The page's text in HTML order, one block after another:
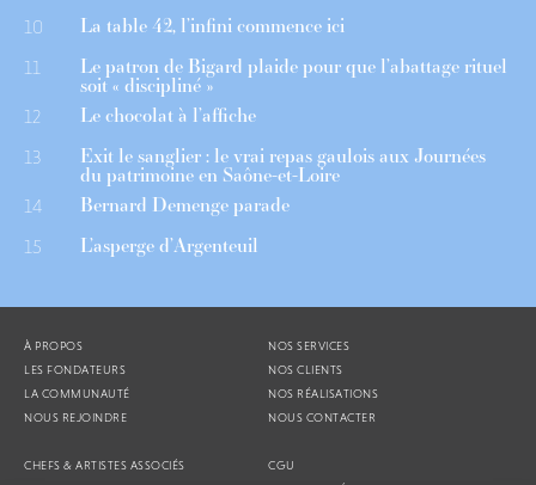
10 La table 42, l’infini commence ici
11 Le patron de Bigard plaide pour que l’abattage rituel
soit « discipliné »
12 Le chocolat à l’affiche
13 Exit le sanglier : le vrai repas gaulois aux Journées
du patrimoine en Saône-et-Loire
14 Bernard Demenge parade
15 L’asperge d’Argenteuil
À PROPOS
LES FONDATEURS
LA COMMUNAUTÉ
NOUS REJOINDRE
NOS SERVICES
NOS CLIENTS
NOS RÉALISATIONS
NOUS CONTACTER
CHEFS & ARTISTES ASSOCIÉS
CGU